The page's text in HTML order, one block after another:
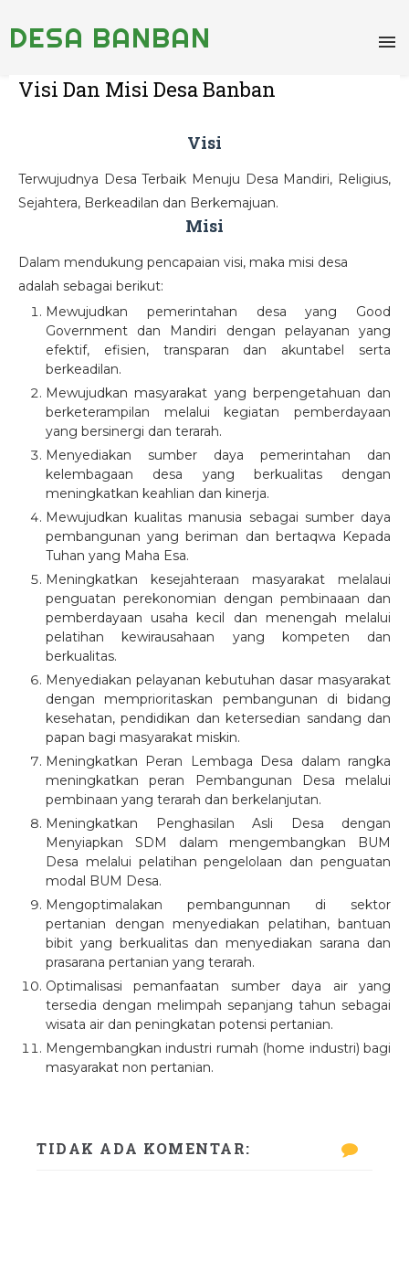
DESA BANBAN
Visi Dan Misi Desa Banban
Visi
Terwujudnya Desa Terbaik Menuju Desa Mandiri, Religius,
Sejahtera, Berkeadilan dan Berkemajuan.
Misi
Dalam mendukung pencapaian visi, maka misi desa
adalah sebagai berikut:
Mewujudkan pemerintahan desa yang Good
Government dan Mandiri dengan pelayanan yang
efektif, efisien, transparan dan akuntabel serta
berkeadilan.
Mewujudkan masyarakat yang berpengetahuan dan
berketerampilan melalui kegiatan pemberdayaan
yang bersinergi dan terarah.
Menyediakan sumber daya pemerintahan dan
kelembagaan desa yang berkualitas dengan
meningkatkan keahlian dan kinerja.
Mewujudkan kualitas manusia sebagai sumber daya
pembangunan yang beriman dan bertaqwa Kepada
Tuhan yang Maha Esa.
Meningkatkan kesejahteraan masyarakat melalaui
penguatan perekonomian dengan pembinaaan dan
pemberdayaan usaha kecil dan menengah melalui
pelatihan kewirausahaan yang kompeten dan
berkualitas.
Menyediakan pelayanan kebutuhan dasar masyarakat
dengan memprioritaskan pembangunan di bidang
kesehatan, pendidikan dan ketersedian sandang dan
papan bagi masyarakat miskin.
Meningkatkan Peran Lembaga Desa dalam rangka
meningkatkan peran Pembangunan Desa melalui
pembinaan yang terarah dan berkelanjutan.
Meningkatkan Penghasilan Asli Desa dengan
Menyiapkan SDM dalam mengembangkan BUM
Desa melalui pelatihan pengelolaan dan penguatan
modal BUM Desa.
Mengoptimalakan pembangunnan di sektor
pertanian dengan menyediakan pelatihan, bantuan
bibit yang berkualitas dan menyediakan sarana dan
prasarana pertanian yang terarah.
Optimalisasi pemanfaatan sumber daya air yang
tersedia dengan melimpah sepanjang tahun sebagai
wisata air dan peningkatan potensi pertanian.
Mengembangkan industri rumah (home industri) bagi
masyarakat non pertanian.
TIDAK ADA KOMENTAR: